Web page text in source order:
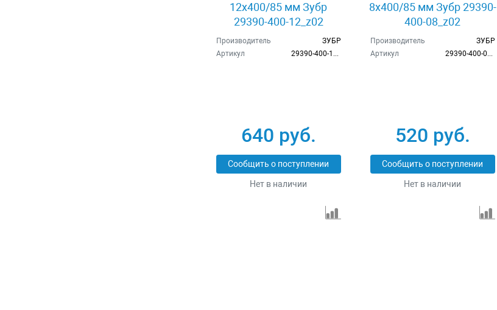
12x400/85 мм Зубр
29390-400-12_z02
Производитель
ЗУБР
Артикул
29390-400-12_z02
640 руб.
Сообщить о поступлении
Нет в наличии
8x400/85 мм Зубр 29390-
400-08_z02
Производитель
ЗУБР
Артикул
29390-400-08_z02
520 руб.
Сообщить о поступлении
Нет в наличии